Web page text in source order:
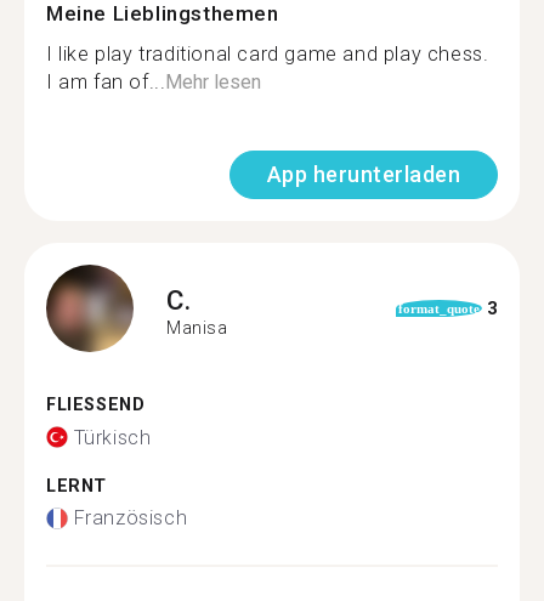
Meine Lieblingsthemen
I like play traditional card game and play chess.
I am fan of...Mehr lesen
App herunterladen
C.
Manisa
format_quote 3
FLIESSEND
Türkisch
LERNT
Französisch